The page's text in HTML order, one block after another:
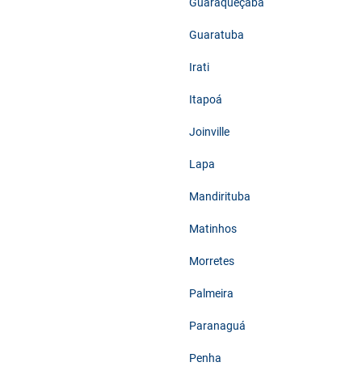
Guaraqueçaba
Guaratuba
Irati
Itapoá
Joinville
Lapa
Mandirituba
Matinhos
Morretes
Palmeira
Paranaguá
Penha